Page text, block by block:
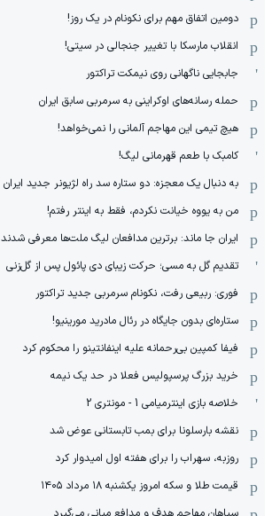
دومین اتفاق مهم برای نکونام در یک روز!
انقلاب مارسکا با تغییر جنجالی در سیتی!
جابجایی ناگهانی روی نیمکت تراکتور
حمله رسانه‌های اوکراینی به سرمربی سابق ایران
هیچ‌ تیمی این مهاجم آلمانی را نمی‌خواهد!
کامبک با طعم قهرمانی لیگ!
به دنبال یک معجزه: دو ستاره سد راه لژیونر جدید ایران
من به یووه خیانت نکردم، فقط به اینتر رفتم!
ایران جا ماند: برترین مدافعان لیگ ملت‌ها معرفی شدند
تقدیم گل به مسی؛ حرکت زیبای دی پائول پس از گل‌زنی
فوری: ربیعی رفت، نکونام سرمربی جدید تراکتور
ستاره‌ای بدون جایگاه در رئال مادرید مورینیو!
فیفا کمپین بی‌رحمانه علیه اینفانتینو را محکوم کرد
خرید بزرگ پرسپولیس فعلا در حد یک نیمه
خلاصه بازی اینترمیامی 1 - مونتری 2
نقشه بارسلونا برای بمب تابستانی عوض شد
روزبه، سهراب را برای هفته اول امیدوار کرد
قیمت طلا و سکه امروز یکشنبه ۱۸ مرداد ۱۴۰۵